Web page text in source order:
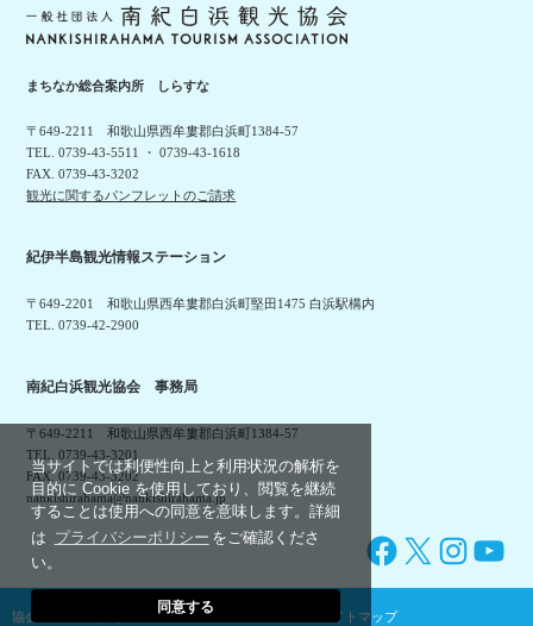
当サイトでは利便性向上と利用状況の解析を
目的に Cookie を使用しており、閲覧を継続
することは使用への同意を意味します。詳細
は プライバシーポリシー をご確認くださ
い。
同意する
まちなか総合案内所 しらすな
〒649-2211 和歌山県西牟婁郡白浜町1384-57
TEL. 0739-43-5511 ・ 0739-43-1618
FAX. 0739-43-3202
観光に関するパンフレットのご請求
紀伊半島観光情報ステーション
〒649-2201 和歌山県西牟婁郡白浜町堅田1475 白浜駅構内
TEL. 0739-42-2900
南紀白浜観光協会 事務局
〒649-2211 和歌山県西牟婁郡白浜町1384-57
TEL. 0739-43-3201
FAX. 0739-43-3202
nankishirahama@nankishirahama.jp
Facebook X Instagram YouTube
協会概要 プライバシーポリシー サイトマップ